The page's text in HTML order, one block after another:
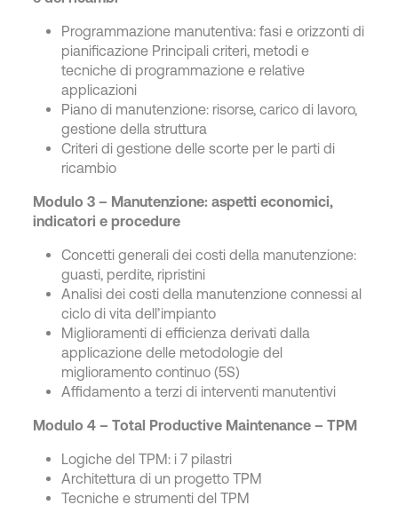
Programmazione manutentiva: fasi e orizzonti di
pianificazione Principali criteri, metodi e
tecniche di programmazione e relative
applicazioni
Piano di manutenzione: risorse, carico di lavoro,
gestione della struttura
Criteri di gestione delle scorte per le parti di
ricambio
Modulo 3 – Manutenzione: aspetti economici,
indicatori e procedure
Concetti generali dei costi della manutenzione:
guasti, perdite, ripristini
Analisi dei costi della manutenzione connessi al
ciclo di vita dell’impianto
Miglioramenti di efficienza derivati dalla
applicazione delle metodologie del
miglioramento continuo (5S)
Affidamento a terzi di interventi manutentivi
Modulo 4 – Total Productive Maintenance – TPM
Logiche del TPM: i 7 pilastri
Architettura di un progetto TPM
Tecniche e strumenti del TPM